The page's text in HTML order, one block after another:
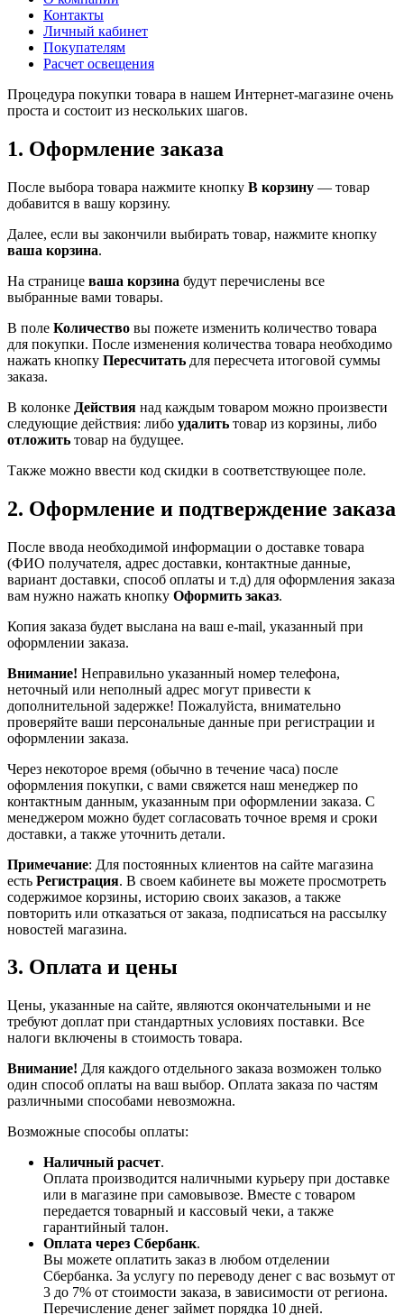
Контакты
Личный кабинет
Покупателям
Расчет освещения
Процедура покупки товара в нашем Интернет-магазине очень
проста и состоит из нескольких шагов.
1. Оформление заказа
После выбора товара нажмите кнопку В корзину — товар
добавится в вашу корзину.
Далее, если вы закончили выбирать товар, нажмите кнопку
ваша корзина.
На странице ваша корзина будут перечислены все
выбранные вами товары.
В поле Количество вы пожете изменить количество товара
для покупки. После изменения количества товара необходимо
нажать кнопку Пересчитать для пересчета итоговой суммы
заказа.
В колонке Действия над каждым товаром можно произвести
следующие действия: либо удалить товар из корзины, либо
отложить товар на будущее.
Также можно ввести код скидки в соответствующее поле.
2. Оформление и подтверждение заказа
После ввода необходимой информации о доставке товара
(ФИО получателя, адрес доставки, контактные данные,
вариант доставки, способ оплаты и т.д) для оформления заказа
вам нужно нажать кнопку Оформить заказ.
Копия заказа будет выслана на ваш e-mail, указанный при
оформлении заказа.
Внимание! Неправильно указанный номер телефона,
неточный или неполный адрес могут привести к
дополнительной задержке! Пожалуйста, внимательно
проверяйте ваши персональные данные при регистрации и
оформлении заказа.
Через некоторое время (обычно в течение часа) после
оформления покупки, с вами свяжется наш менеджер по
контактным данным, указанным при оформлении заказа. С
менеджером можно будет согласовать точное время и сроки
доставки, а также уточнить детали.
Примечание: Для постоянных клиентов на сайте магазина
есть Регистрация. В своем кабинете вы можете просмотреть
содержимое корзины, историю своих заказов, а также
повторить или отказаться от заказа, подписаться на рассылку
новостей магазина.
3. Оплата и цены
Цены, указанные на сайте, являются окончательными и не
требуют доплат при стандартных условиях поставки. Все
налоги включены в стоимость товара.
Внимание! Для каждого отдельного заказа возможен только
один способ оплаты на ваш выбор. Оплата заказа по частям
различными способами невозможна.
Возможные способы оплаты:
Наличный расчет.
Оплата производится наличными курьеру при доставке
или в магазине при самовывозе. Вместе с товаром
передается товарный и кассовый чеки, а также
гарантийный талон.
Оплата через Сбербанк.
Вы можете оплатить заказ в любом отделении
Сбербанка. За услугу по переводу денег с вас возьмут от
3 до 7% от стоимости заказа, в зависимости от региона.
Перечисление денег займет порядка 10 дней.